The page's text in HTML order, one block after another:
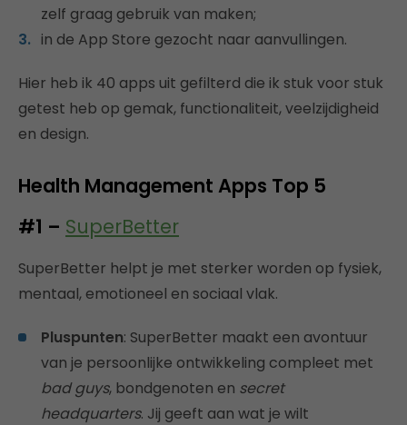
zelf graag gebruik van maken;
in de App Store gezocht naar aanvullingen.
Hier heb ik 40 apps uit gefilterd die ik stuk voor stuk
getest heb op gemak, functionaliteit, veelzijdigheid
en design.
Health Management Apps Top 5
#1 – SuperBetter
SuperBetter helpt je met sterker worden op fysiek,
mentaal, emotioneel en sociaal vlak.
Pluspunten: SuperBetter maakt een avontuur
van je persoonlijke ontwikkeling compleet met
bad guys, bondgenoten en secret
headquarters. Jij geeft aan wat je wilt